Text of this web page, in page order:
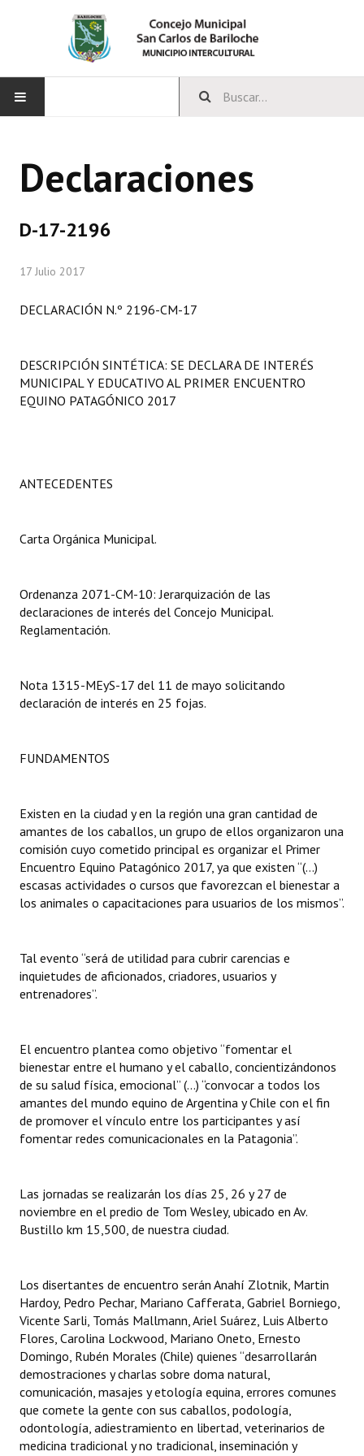
CONCEJO
Comisiones Especiales
Programas
Constitución Provincial
Digesto
Organigrama
Informes de Gestión
Dictámenes Asesoría Letrada
Informes de Unidad Coordinadora
Ejecución Presupuestaria
Actas de Audiencias Públicas
Comunicaciones
Declaraciones
Resoluciones de Presidencia
INSTITUCIONAL
Antiguos Pobladores
Registros y Distinciones
Datos Históricos
Audiencias Públicas - Registro
Mujeres que Dejaron Huellas - Registro
Periodistas Decanos - Registro
Ciudadano Ilustre - Registro
Banca del Vecino - Registro
Declaraciones
D-17-2196
17 Julio 2017
DECLARACIÓN N.º 2196-CM-17
DESCRIPCIÓN SINTÉTICA: SE DECLARA DE INTERÉS
MUNICIPAL Y EDUCATIVO AL PRIMER ENCUENTRO
EQUINO PATAGÓNICO 2017
ANTECEDENTES
Carta Orgánica Municipal.
Ordenanza 2071-CM-10: Jerarquización de las
declaraciones de interés del Concejo Municipal.
Reglamentación.
Nota 1315-MEyS-17 del 11 de mayo solicitando
declaración de interés en 25 fojas.
FUNDAMENTOS
Existen en la ciudad y en la región una gran cantidad de
amantes de los caballos, un grupo de ellos organizaron una
comisión cuyo cometido principal es organizar el Primer
Encuentro Equino Patagónico 2017, ya que existen “(…)
escasas actividades o cursos que favorezcan el bienestar a
los animales o capacitaciones para usuarios de los mismos”.
Tal evento “será de utilidad para cubrir carencias e
inquietudes de aficionados, criadores, usuarios y
entrenadores”.
El encuentro plantea como objetivo “fomentar el
bienestar entre el humano y el caballo, concientizándonos
de su salud física, emocional” (...) “convocar a todos los
amantes del mundo equino de Argentina y Chile con el fin
de promover el vínculo entre los participantes y así
fomentar redes comunicacionales en la Patagonia”.
Las jornadas se realizarán los días 25, 26 y 27 de
noviembre en el predio de Tom Wesley, ubicado en Av.
Bustillo km 15,500, de nuestra ciudad.
Los disertantes de encuentro serán Anahí Zlotnik, Martin
Hardoy, Pedro Pechar, Mariano Cafferata, Gabriel Borniego,
Vicente Sarli, Tomás Mallmann, Ariel Suárez, Luis Alberto
Flores, Carolina Lockwood, Mariano Oneto, Ernesto
Domingo, Rubén Morales (Chile) quienes “desarrollarán
demostraciones y charlas sobre doma natural,
comunicación, masajes y etología equina, errores comunes
que comete la gente con sus caballos, podología,
odontología, adiestramiento en libertad, veterinarios de
medicina tradicional y no tradicional, inseminación y